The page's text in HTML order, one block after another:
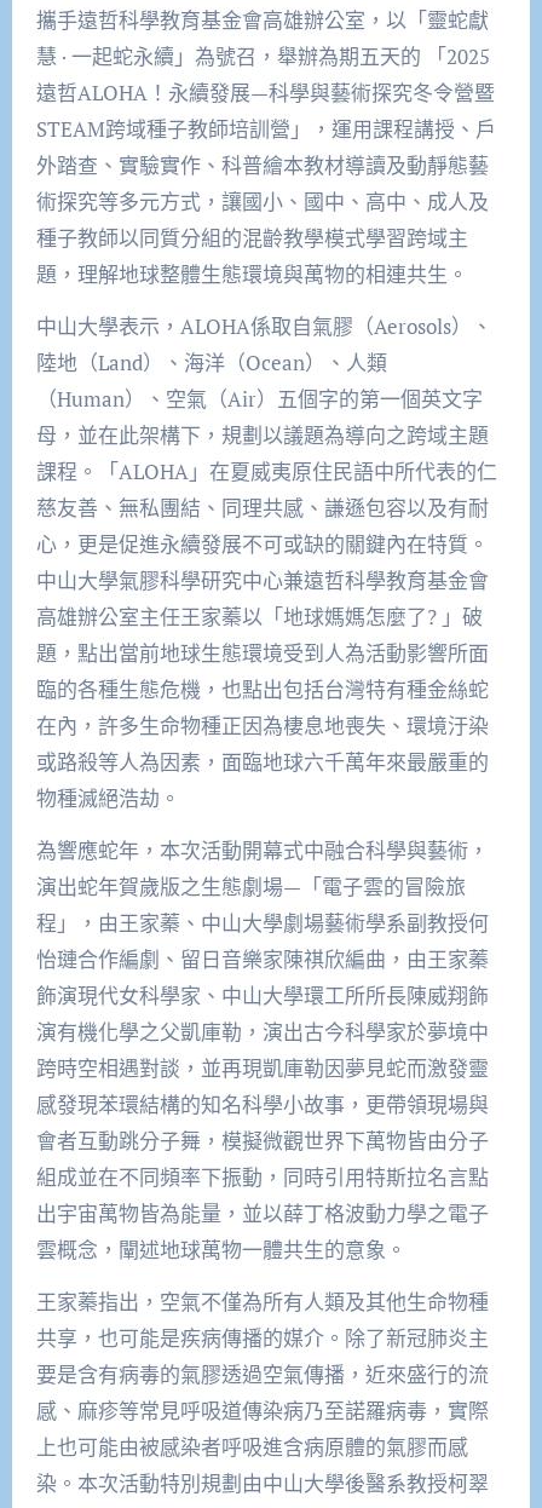
攜手遠哲科學教育基金會高雄辦公室，以「靈蛇獻
慧 · 一起蛇永續」為號召，舉辦為期五天的 「2025
遠哲ALOHA！永續發展—科學與藝術探究冬令營暨
STEAM跨域種子教師培訓營」，運用課程講授、戶
外踏查、實驗實作、科普繪本教材導讀及動靜態藝
術探究等多元方式，讓國小、國中、高中、成人及
種子教師以同質分組的混齡教學模式學習跨域主
題，理解地球整體生態環境與萬物的相連共生。
中山大學表示，ALOHA係取自氣膠（Aerosols）、
陸地（Land）、海洋（Ocean）、人類
（Human）、空氣（Air）五個字的第一個英文字
母，並在此架構下，規劃以議題為導向之跨域主題
課程。「ALOHA」在夏威夷原住民語中所代表的仁
慈友善、無私團結、同理共感、謙遜包容以及有耐
心，更是促進永續發展不可或缺的關鍵內在特質。
中山大學氣膠科學研究中心兼遠哲科學教育基金會
高雄辦公室主任王家蓁以「地球媽媽怎麼了? 」破
題，點出當前地球生態環境受到人為活動影響所面
臨的各種生態危機，也點出包括台灣特有種金絲蛇
在內，許多生命物種正因為棲息地喪失、環境汙染
或路殺等人為因素，面臨地球六千萬年來最嚴重的
物種滅絕浩劫。
為響應蛇年，本次活動開幕式中融合科學與藝術，
演出蛇年賀歲版之生態劇場—「電子雲的冒險旅
程」，由王家蓁、中山大學劇場藝術學系副教授何
怡璉合作編劇、留日音樂家陳祺欣編曲，由王家蓁
飾演現代女科學家、中山大學環工所所長陳威翔飾
演有機化學之父凱庫勒，演出古今科學家於夢境中
跨時空相遇對談，並再現凱庫勒因夢見蛇而激發靈
感發現苯環結構的知名科學小故事，更帶領現場與
會者互動跳分子舞，模擬微觀世界下萬物皆由分子
組成並在不同頻率下振動，同時引用特斯拉名言點
出宇宙萬物皆為能量，並以薛丁格波動力學之電子
雲概念，闡述地球萬物一體共生的意象。
王家蓁指出，空氣不僅為所有人類及其他生命物種
共享，也可能是疾病傳播的媒介。除了新冠肺炎主
要是含有病毒的氣膠透過空氣傳播，近來盛行的流
感、麻疹等常見呼吸道傳染病乃至諾羅病毒，實際
上也可能由被感染者呼吸進含病原體的氣膠而感
染。本次活動特別規劃由中山大學後醫系教授柯翠